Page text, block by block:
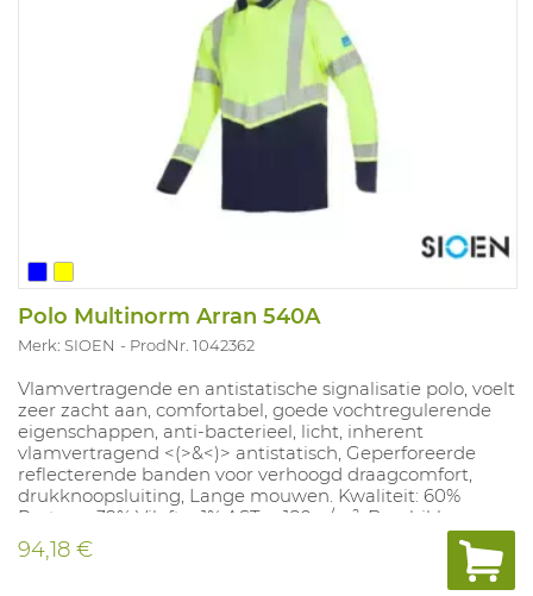
Polo Multinorm Arran 540A
Merk: SIOEN ProdNr. 1042362
Vlamvertragende en antistatische signalisatie polo, voelt
zeer zacht aan, comfortabel, goede vochtregulerende
eigenschappen, anti-bacterieel, licht, inherent
vlamvertragend <(>&<)> antistatisch, Geperforeerde
reflecterende banden voor verhoogd draagcomfort,
drukknoopsluiting, Lange mouwen. Kwaliteit: 60%
Protex + 39% Viloft + 1% AST; ± 180 g/m². Beschikbare
maten: S-3XL. Beschikbare kleuren: fluo geel/marine.
94,18 €